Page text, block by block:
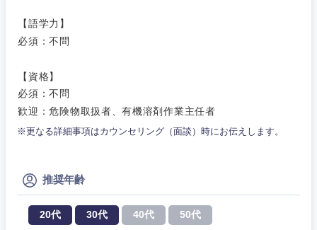
【語学力】
必須：不問
【資格】
必須：不問
歓迎：危険物取扱者、有機溶剤作業主任者
※更なる詳細事項はカウンセリング（面談）時にお伝えします。
推奨年齢
20代 30代 40代 50代
くり）
メディカ
ル
工管理
事務職広告・宣伝・印刷
エンターテイメント
人材・アウトソーシング
関東地方
群馬県
千葉県 東京都